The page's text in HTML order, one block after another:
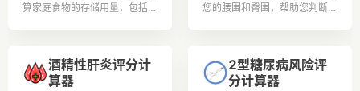
算家庭食物的存储用量，包括小
您的腰围和臀围，帮助您判断身
酒精性肝炎评分计
算器
2型糖尿病风险评
分计算器